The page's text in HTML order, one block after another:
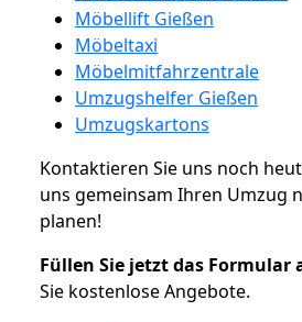
Möbellift Gießen
Möbeltaxi
Möbelmitfahrzentrale
Umzugshelfer Gießen
Umzugskartons
Kontaktieren Sie uns noch
uns gemeinsam Ihren Umzug
planen!
Füllen Sie jetzt das Formular
Sie kostenlose Angebote.